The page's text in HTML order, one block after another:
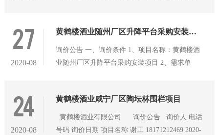
558号，黄鹤楼酒业园区内。 2、询价范围：采购
2.5吨电动杭叉CPD25H-D4E及3吨电动杭叉
CPD30H-D4E各一台，具体详见询价文件。 3、
务、技术和供货能力，并能满足询价文件要求的
27
2020-08
黄鹤楼酒业随州厂区升降平台采购安装项目询价公告
询价公告 一、询价条件 1、项目名称：黄鹤楼酒
业随州厂区升降平台采购安装项目 2、需求单
地点：黄鹤楼酒业随州新厂区（湖北省随州市高
新区）。 2、询价范围：按照设计要求，需购置
配套液压升降平台两套，及相关辅助配套设施的
24
2020-08
黄鹤楼酒业咸宁厂区陶坛林围栏项目
黄鹤楼酒业有限公司 询价公告 询价人 电话
号码 询价日期 项目名称 谢工 18171212469 2020-